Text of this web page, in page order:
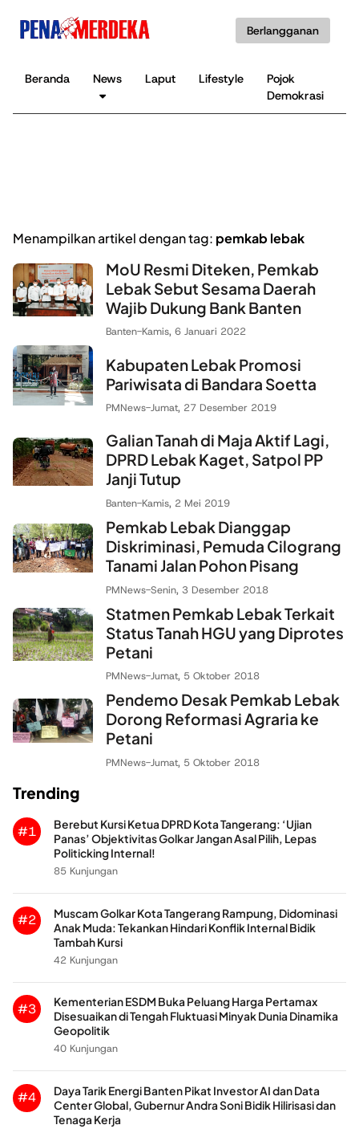
Berlangganan
Beranda News Laput Lifestyle
Pojok
Demokrasi
Menampilkan artikel dengan tag: pemkab lebak
MoU Resmi Diteken, Pemkab
Lebak Sebut Sesama Daerah
Wajib Dukung Bank Banten
Banten-Kamis, 6 Januari 2022
Kabupaten Lebak Promosi
Pariwisata di Bandara Soetta
PMNews-Jumat, 27 Desember 2019
Galian Tanah di Maja Aktif Lagi,
DPRD Lebak Kaget, Satpol PP
Janji Tutup
Banten-Kamis, 2 Mei 2019
Pemkab Lebak Dianggap
Diskriminasi, Pemuda Cilograng
Tanami Jalan Pohon Pisang
PMNews-Senin, 3 Desember 2018
Statmen Pemkab Lebak Terkait
Status Tanah HGU yang Diprotes
Petani
PMNews-Jumat, 5 Oktober 2018
Pendemo Desak Pemkab Lebak
Dorong Reformasi Agraria ke
Petani
PMNews-Jumat, 5 Oktober 2018
Trending
#1
Berebut Kursi Ketua DPRD Kota Tangerang: ‘Ujian
Panas’ Objektivitas Golkar Jangan Asal Pilih, Lepas
Politicking Internal!
85 Kunjungan
#2
Muscam Golkar Kota Tangerang Rampung, Didominasi
Anak Muda: Tekankan Hindari Konflik Internal Bidik
Tambah Kursi
42 Kunjungan
#3
Kementerian ESDM Buka Peluang Harga Pertamax
Disesuaikan di Tengah Fluktuasi Minyak Dunia Dinamika
Geopolitik
40 Kunjungan
#4
Daya Tarik Energi Banten Pikat Investor AI dan Data
Center Global, Gubernur Andra Soni Bidik Hilirisasi dan
Tenaga Kerja